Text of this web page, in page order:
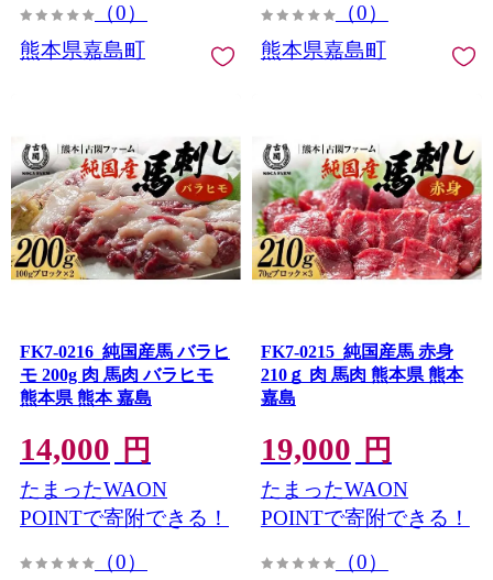
（0）
熊本県嘉島町
（0）
熊本県嘉島町
FK7-0216_純国産馬 バラヒ
モ 200g 肉 馬肉 バラヒモ
熊本県 熊本 嘉島
14,000 円
たまったWAON
POINTで寄附できる！
（0）
FK7-0215_純国産馬 赤身
210ｇ 肉 馬肉 熊本県 熊本
嘉島
19,000 円
たまったWAON
POINTで寄附できる！
（0）